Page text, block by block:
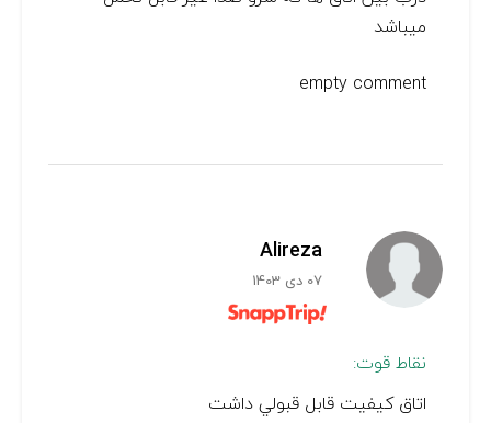
میباشد
empty comment
Alireza
07 دی 1403
نقاط قوت:
اتاق كيفيت قابل قبولي داشت